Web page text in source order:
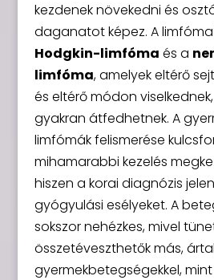
kezdenek növekedni és
daganatot képez. A
Hodgkin-limfóma és a
limfóma, amelyek eltérő
és eltérő módon
gyakran átfedhetnek. A
limfómák felismerése
mihamarabbi kezelés
hiszen a korai diagnózis
gyógyulási esélyeket. A
sokszor nehézkes, mivel
összetéveszthetők más,
gyermekbetegségekkel,